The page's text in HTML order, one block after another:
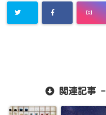
関連記事 -